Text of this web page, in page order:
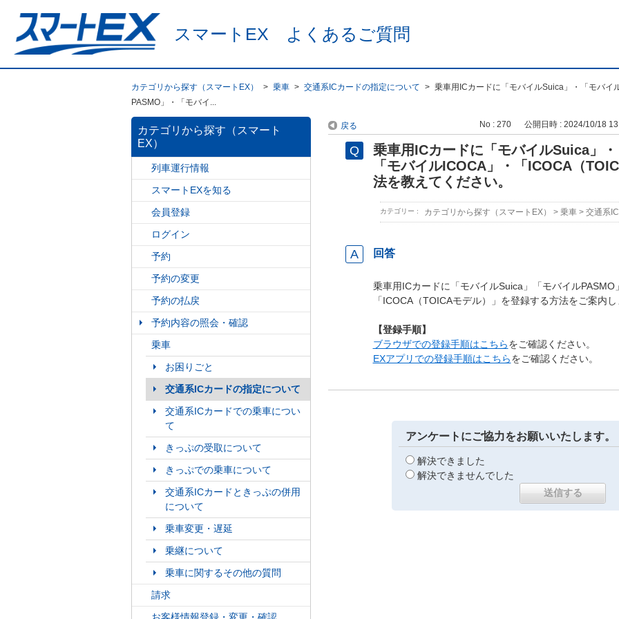
スマートEX よくあるご質問
カテゴリから探す（スマートEX） > 乗車 > 交通系ICカードの指定について > 乗車用ICカードに「モバイルSuica」・「モバイ
PASMO」・「モバイ...
カテゴリから探す（スマート
EX）
列車運行情報
スマートEXを知る
会員登録
ログイン
予約
予約の変更
予約の払戻
予約内容の照会・確認
乗車
お困りごと
交通系ICカードの指定について
交通系ICカードでの乗車につい
て
きっぷの受取について
きっぷでの乗車について
交通系ICカードときっぷの併用
について
乗車変更・遅延
乗継について
乗車に関するその他の質問
請求
戻る No : 270 公開日時 : 2024/10/18
乗車用ICカードに「モバイルSuica」
「モバイルICOCA」・「ICOCA（
法を教えてください。
カテゴリー : カテゴリから探す（スマートEX） > 乗車> 交通系
回答
乗車用ICカードに「モバイルSuica」「モバイルPASMO
「ICOCA（TOICAモデル）」を登録する方法をご案内
【登録手順】
ブラウザでの登録手順はこちらをご確認ください。
EXアプリでの登録手順はこちらをご確認ください。
アンケートにご協力をお願いいたします。
解決できました
解決できませんでした